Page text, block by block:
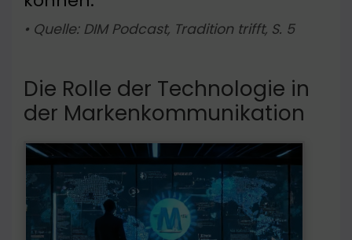
• Quelle: DIM Podcast, Tradition trifft, S. 5
Die Rolle der Technologie in
der Markenkommunikation